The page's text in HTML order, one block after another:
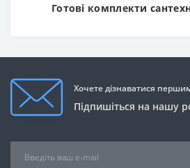
Готові комплекти
Хочете дізнаватися
Підпишіться на нашу